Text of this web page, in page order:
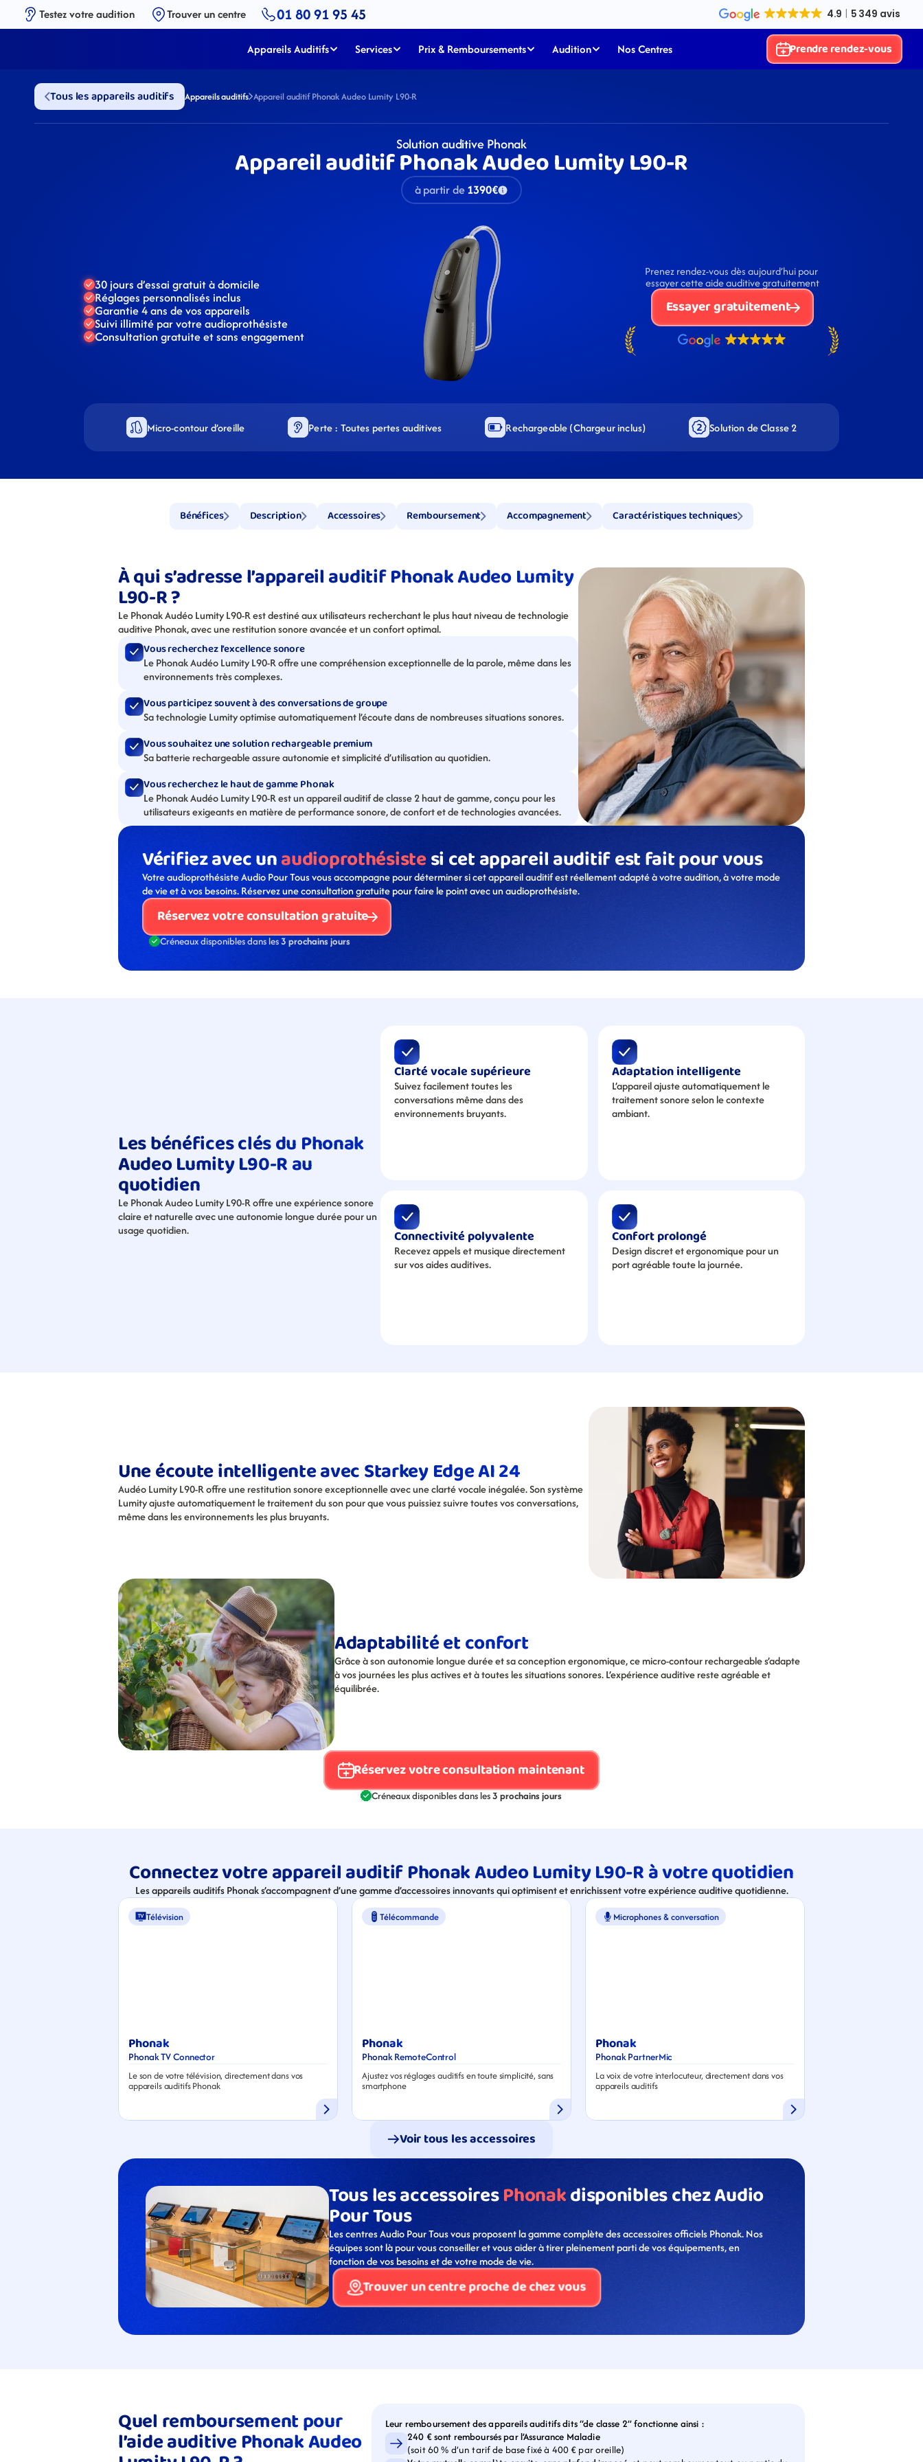
Testez votre audition Trouver un centre 01 80 91 95 45
Appareils Auditifs Services Prix & Remboursements Audition Nos Centres Prendre rendez-vous
Tous les appareils auditifs Appareils auditifs Appareil auditif Phonak Audeo Lumity L90-R
Solution auditive Phonak
Appareil auditif Phonak Audeo Lumity L90-R
à partir de1390€
30 jours d’essai gratuit à domicile
Réglages personnalisés inclus
Garantie 4 ans de vos appareils
Suivi illimité par votre audioprothésiste
Consultation gratuite et sans engagement
Prenez rendez-vous dès aujourd’hui pour
essayer cette aide auditive gratuitement
Essayer gratuitement
Micro-contour d’oreille Perte : Toutes pertes auditives Rechargeable (Chargeur inclus) Solution de Classe 2
Bénéfices Description Accessoires Remboursement Accompagnement Caractéristiques techniques
À qui s’adresse l’appareil auditif Phonak Audeo Lumity
L90-R ?
Le Phonak Audéo Lumity L90-R est destiné aux utilisateurs recherchant le plus haut niveau de technologie
auditive Phonak, avec une restitution sonore avancée et un confort optimal.
Vous recherchez l’excellence sonore
Le Phonak Audéo Lumity L90-R offre une compréhension exceptionnelle de la parole, même dans les
environnements très complexes.
Vous participez souvent à des conversations de groupe
Sa technologie Lumity optimise automatiquement l’écoute dans de nombreuses situations sonores.
Vous souhaitez une solution rechargeable premium
Sa batterie rechargeable assure autonomie et simplicité d’utilisation au quotidien.
Vous recherchez le haut de gamme Phonak
Le Phonak Audéo Lumity L90-R est un appareil auditif de classe 2 haut de gamme, conçu pour les
utilisateurs exigeants en matière de performance sonore, de confort et de technologies avancées.
Vérifiez avec un audioprothésiste si cet appareil auditif est fait pour vous
Votre audioprothésiste Audio Pour Tous vous accompagne pour déterminer si cet appareil auditif est réellement adapté à votre audition, à votre mode
de vie et à vos besoins. Réservez une consultation gratuite pour faire le point avec un audioprothésiste.
Réservez votre consultation gratuite
Créneaux disponibles dans les 3 prochains jours
Les bénéfices clés du Phonak
Audeo Lumity L90-R au
quotidien
Le Phonak Audeo Lumity L90-R offre une expérience sonore
claire et naturelle avec une autonomie longue durée pour un
usage quotidien.
Clarté vocale supérieure
Suivez facilement toutes les
conversations même dans des
environnements bruyants.
Adaptation intelligente
L’appareil ajuste automatiquement le
traitement sonore selon le contexte
ambiant.
Connectivité polyvalente
Recevez appels et musique directement
sur vos aides auditives.
Confort prolongé
Design discret et ergonomique pour un
port agréable toute la journée.
Une écoute intelligente avec Starkey Edge AI 24
Audéo Lumity L90-R offre une restitution sonore exceptionnelle avec une clarté vocale inégalée. Son système
Lumity ajuste automatiquement le traitement du son pour que vous puissiez suivre toutes vos conversations,
même dans les environnements les plus bruyants.
Adaptabilité et confort
Grâce à son autonomie longue durée et sa conception ergonomique, ce micro-contour rechargeable s’adapte
à vos journées les plus actives et à toutes les situations sonores. L’expérience auditive reste agréable et
équilibrée.
Réservez votre consultation maintenant
Créneaux disponibles dans les 3 prochains jours
Connectez votre appareil auditif Phonak Audeo Lumity L90-R à votre quotidien
Les appareils auditifs Phonak s’accompagnent d’une gamme d’accessoires innovants qui optimisent et enrichissent votre expérience auditive quotidienne.
Télévision
Phonak
Phonak TV Connector
Le son de votre télévision, directement dans vos
appareils auditifs Phonak
Télécommande
Phonak
Phonak RemoteControl
Ajustez vos réglages auditifs en toute simplicité, sans
smartphone
Microphones & conversation
Phonak
Phonak PartnerMic
La voix de votre interlocuteur, directement dans vos
appareils auditifs
Voir tous les accessoires
Tous les accessoires Phonak disponibles chez Audio
Pour Tous
Les centres Audio Pour Tous vous proposent la gamme complète des accessoires officiels Phonak. Nos
équipes sont là pour vous conseiller et vous aider à tirer pleinement parti de vos équipements, en
fonction de vos besoins et de votre mode de vie.
Trouver un centre proche de chez vous
Quel remboursement pour
l’aide auditive Phonak Audeo
Leur remboursement des appareils auditifs dits “de classe 2” fonctionne ainsi :
240 € sont remboursés par l’Assurance Maladie
(soit 60 % d’un tarif de base fixé à 400 € par oreille)